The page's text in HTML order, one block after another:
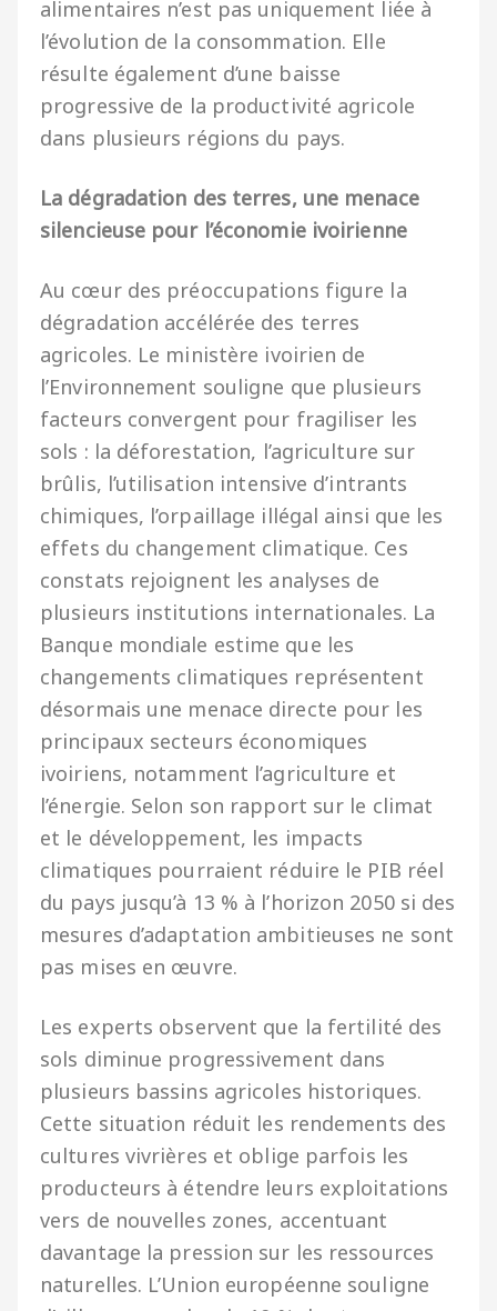
alimentaires n’est pas uniquement liée à
l’évolution de la consommation. Elle
résulte également d’une baisse
progressive de la productivité agricole
dans plusieurs régions du pays.
La dégradation des terres, une menace
silencieuse pour l’économie ivoirienne
Au cœur des préoccupations figure la
dégradation accélérée des terres
agricoles. Le ministère ivoirien de
l’Environnement souligne que plusieurs
facteurs convergent pour fragiliser les
sols : la déforestation, l’agriculture sur
brûlis, l’utilisation intensive d’intrants
chimiques, l’orpaillage illégal ainsi que les
effets du changement climatique. Ces
constats rejoignent les analyses de
plusieurs institutions internationales. La
Banque mondiale estime que les
changements climatiques représentent
désormais une menace directe pour les
principaux secteurs économiques
ivoiriens, notamment l’agriculture et
l’énergie. Selon son rapport sur le climat
et le développement, les impacts
climatiques pourraient réduire le PIB réel
du pays jusqu’à 13 % à l’horizon 2050 si des
mesures d’adaptation ambitieuses ne sont
pas mises en œuvre.
Les experts observent que la fertilité des
sols diminue progressivement dans
plusieurs bassins agricoles historiques.
Cette situation réduit les rendements des
cultures vivrières et oblige parfois les
producteurs à étendre leurs exploitations
vers de nouvelles zones, accentuant
davantage la pression sur les ressources
naturelles. L’Union européenne souligne